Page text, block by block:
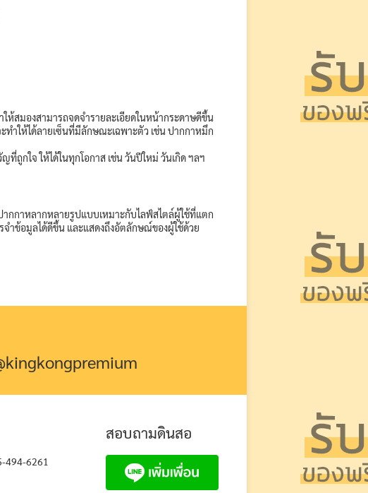
ห้สมองสามารถจดจำรายละเอียดในหน้ากระดาษดีขึ้น
ทำให้ได้ลายเซ็นที่มีลักษณะเฉพาะตัว เช่น ปากกาหมึก
ถูกใจ ให้ได้ในทุกโอกาส เช่น วันปีใหม่ วันเกิด ฯลฯ
ากกาหลากหลายรูปแบบเหมาะกับไลฟ์สไตล์ผู้ใช้ที่แตก
จำข้อมูลได้ดีขึ้น และแสดงถึงอัตลักษณ์ของผู้ใช้ด้วย
494-6261
สอบถามดินสอ